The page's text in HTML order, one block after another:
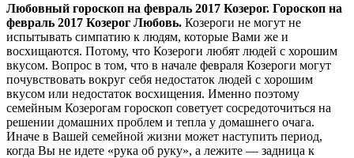
Любовный гороскоп на февраль 2017 Козерог. Гороскоп на
февраль 2017 Козерог Любовь. Козероги не могут не
испытывать симпатию к людям, которые Вами же и
восхищаются. Потому, что Козероги любят людей с хорошим
вкусом. Вопрос в том, что в начале февраля Козероги могут
почувствовать вокруг себя недостаток людей с хорошим
вкусом или недостаток восхищения. Именно поэтому
семейным Козерогам гороскоп советует сосредоточиться на
решении домашних проблем и тепла у домашнего очага.
Иначе в Вашей семейной жизни может наступить период,
когда Вы не идете «рука об руку», а лежите — задница к